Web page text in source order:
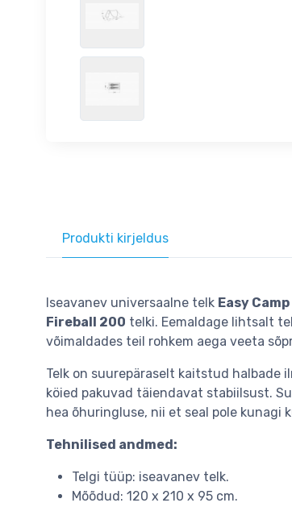
Produkti kirjeldus
Iseavanev universaalne telk Easy
Fireball 200 telki. Eemaldage lihtsalt
võimaldades teil rohkem aega veeta
Telk on suurepäraselt kaitstud
köied pakuvad täiendavat stabiilsust.
hea õhuringluse, nii et seal pole kunagi
Tehnilised andmed:
Telgi tüüp: iseavanev telk.
Mõõdud: 120 x 210 x 95 cm.